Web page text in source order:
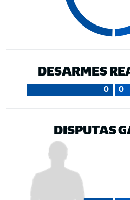
DESARMES
0 0
DISPUTAS